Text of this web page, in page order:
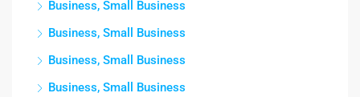
Business, Small Business
Business, Small Business
Business, Small Business
Business, Small Business